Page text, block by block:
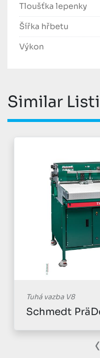
Technické změny
Tloušťka lepenky
Šířka hřbetu
Výkon
Similar
Tuhá vazba V8
Schmedt
‹